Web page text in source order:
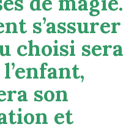
s’assurer
choisi sera
son
et